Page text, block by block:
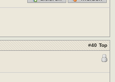
#40 Top